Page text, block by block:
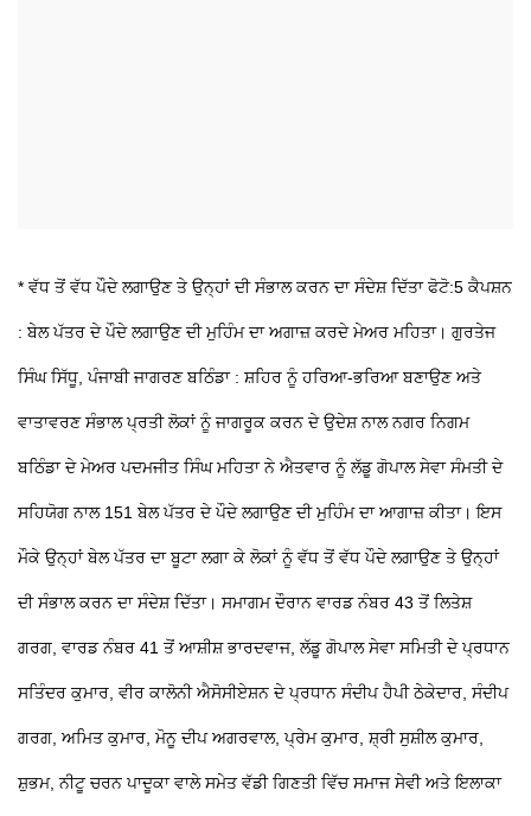
* ਵੱਧ ਤੋਂ ਵੱਧ ਪੌਦੇ ਲਗਾਉਣ ਤੇ ਉਨ੍ਹਾਂ ਦੀ ਸੰਭਾਲ ਕਰਨ ਦਾ ਸੰਦੇਸ਼ ਦਿੱਤਾ ਫੋਟੋ:5ਕੈਪਸ਼ਨ
: ਬੇਲ ਪੱਤਰ ਦੇ ਪੌਦੇ ਲਗਾਉਣ ਦੀ ਮੁਹਿੰਮ ਦਾ ਅਗਾਜ਼ ਕਰਦੇ ਮੇਅਰ ਮਹਿਤਾ। ਗੁਰਤੇਜ
ਸਿੰਘ ਸਿੱਧੂ, ਪੰਜਾਬੀ ਜਾਗਰਣਬਠਿੰਡਾ : ਸ਼ਹਿਰ ਨੂੰ ਹਰਿਆ-ਭਰਿਆ ਬਣਾਉਣ ਅਤੇ
ਵਾਤਾਵਰਣ ਸੰਭਾਲ ਪ੍ਰਤੀ ਲੋਕਾਂ ਨੂੰ ਜਾਗਰੂਕ ਕਰਨ ਦੇ ਉਦੇਸ਼ ਨਾਲ ਨਗਰ ਨਿਗਮ
ਬਠਿੰਡਾ ਦੇ ਮੇਅਰ ਪਦਮਜੀਤ ਸਿੰਘ ਮਹਿਤਾ ਨੇ ਐਤਵਾਰ ਨੂੰ ਲੱਡੂ ਗੋਪਾਲ ਸੇਵਾ ਸੰਮਤੀ ਦੇ
ਸਹਿਯੋਗ ਨਾਲ 151 ਬੇਲ ਪੱਤਰ ਦੇ ਪੌਦੇ ਲਗਾਉਣ ਦੀ ਮੁਹਿੰਮ ਦਾ ਆਗਾਜ਼ ਕੀਤਾ। ਇਸ
ਮੌਕੇ ਉਨ੍ਹਾਂ ਬੇਲ ਪੱਤਰ ਦਾ ਬੂਟਾ ਲਗਾ ਕੇ ਲੋਕਾਂ ਨੂੰ ਵੱਧ ਤੋਂ ਵੱਧ ਪੌਦੇ ਲਗਾਉਣ ਤੇ ਉਨ੍ਹਾਂ
ਦੀ ਸੰਭਾਲ ਕਰਨ ਦਾ ਸੰਦੇਸ਼ ਦਿੱਤਾ। ਸਮਾਗਮ ਦੌਰਾਨ ਵਾਰਡ ਨੰਬਰ 43 ਤੋਂ ਲਿਤੇਸ਼
ਗਰਗ, ਵਾਰਡ ਨੰਬਰ 41 ਤੋਂ ਆਸ਼ੀਸ਼ ਭਾਰਦਵਾਜ, ਲੱਡੂ ਗੋਪਾਲ ਸੇਵਾ ਸਮਿਤੀ ਦੇ ਪ੍ਰਧਾਨ
ਸਤਿੰਦਰ ਕੁਮਾਰ, ਵੀਰ ਕਾਲੋਨੀ ਐਸੋਸੀਏਸ਼ਨ ਦੇ ਪ੍ਰਧਾਨ ਸੰਦੀਪ ਹੈਪੀ ਠੇਕੇਦਾਰ, ਸੰਦੀਪ
ਗਰਗ, ਅਮਿਤ ਕੁਮਾਰ, ਮੋਨੂ ਦੀਪ ਅਗਰਵਾਲ, ਪ੍ਰੇਮ ਕੁਮਾਰ, ਸ਼੍ਰੀ ਸੁਸ਼ੀਲ ਕੁਮਾਰ,
ਸ਼ੁਭਮ, ਨੀਟੂ ਚਰਨ ਪਾਦੂਕਾ ਵਾਲੇ ਸਮੇਤ ਵੱਡੀ ਗਿਣਤੀ ਵਿੱਚ ਸਮਾਜ ਸੇਵੀ ਅਤੇ ਇਲਾਕਾ